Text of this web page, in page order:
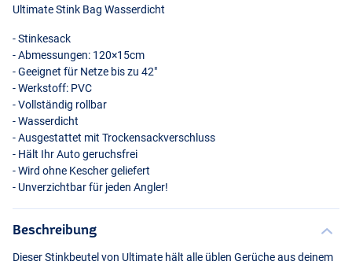
Ultimate Stink Bag Wasserdicht
- Stinkesack
- Abmessungen: 120×15cm
- Geeignet für Netze bis zu 42"
- Werkstoff: PVC
- Vollständig rollbar
- Wasserdicht
- Ausgestattet mit Trockensackverschluss
- Hält Ihr Auto geruchsfrei
- Wird ohne Kescher geliefert
- Unverzichtbar für jeden Angler!
Beschreibung
Dieser Stinkbeutel von Ultimate hält alle üblen Gerüche aus deinem